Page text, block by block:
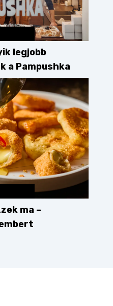
legjobb
a Pampushka
ma –